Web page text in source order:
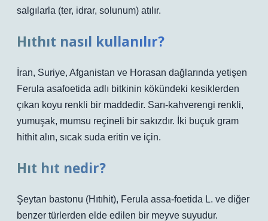
salgılarla (ter, idrar, solunum) atılır.
Hıthıt nasıl kullanılır?
İran, Suriye, Afganistan ve Horasan dağlarında yetişen
Ferula asafoetida adlı bitkinin kökündeki kesiklerden
çıkan koyu renkli bir maddedir. Sarı-kahverengi renkli,
yumuşak, mumsu reçineli bir sakızdır. İki buçuk gram
hithit alın, sıcak suda eritin ve için.
Hıt hıt nedir?
Şeytan bastonu (Hıtıhit), Ferula assa-foetida L. ve diğer
benzer türlerden elde edilen bir meyve suyudur.